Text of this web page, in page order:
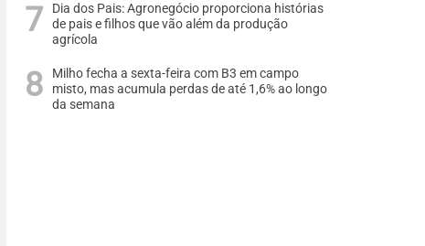
Dia dos Pais: Agronegócio proporciona histórias
de pais e filhos que vão além da produção
agrícola
Milho fecha a sexta-feira com B3 em campo
misto, mas acumula perdas de até 1,6% ao longo
da semana